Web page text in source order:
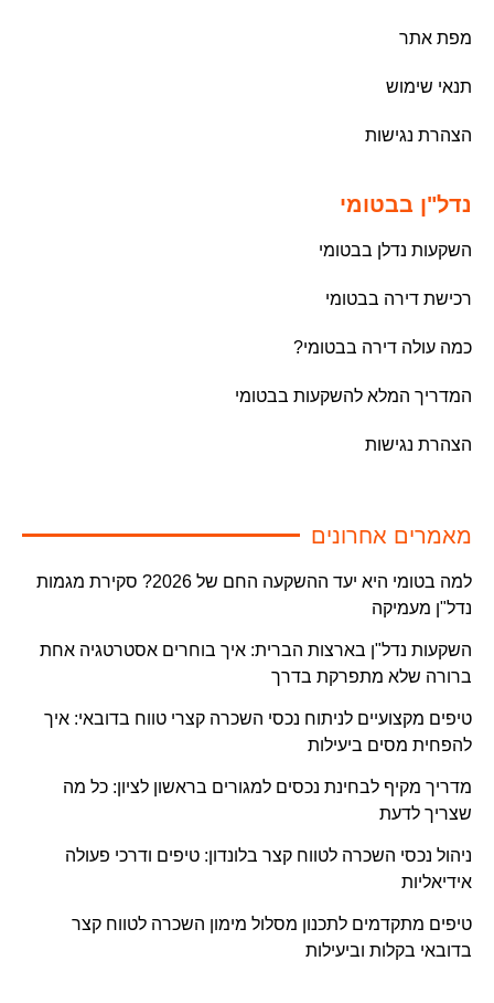
מפת אתר
תנאי שימוש
הצהרת נגישות
נדל"ן בבטומי
השקעות נדלן בבטומי
רכישת דירה בבטומי
כמה עולה דירה בבטומי?
המדריך המלא להשקעות בבטומי
הצהרת נגישות
מאמרים אחרונים
למה בטומי היא יעד ההשקעה החם של 2026? סקירת מגמות
נדל"ן מעמיקה
השקעות נדל"ן בארצות הברית: איך בוחרים אסטרטגיה אחת
ברורה שלא מתפרקת בדרך
טיפים מקצועיים לניתוח נכסי השכרה קצרי טווח בדובאי: איך
להפחית מסים ביעילות
מדריך מקיף לבחינת נכסים למגורים בראשון לציון: כל מה
שצריך לדעת
ניהול נכסי השכרה לטווח קצר בלונדון: טיפים ודרכי פעולה
אידיאליות
טיפים מתקדמים לתכנון מסלול מימון השכרה לטווח קצר
בדובאי בקלות וביעילות